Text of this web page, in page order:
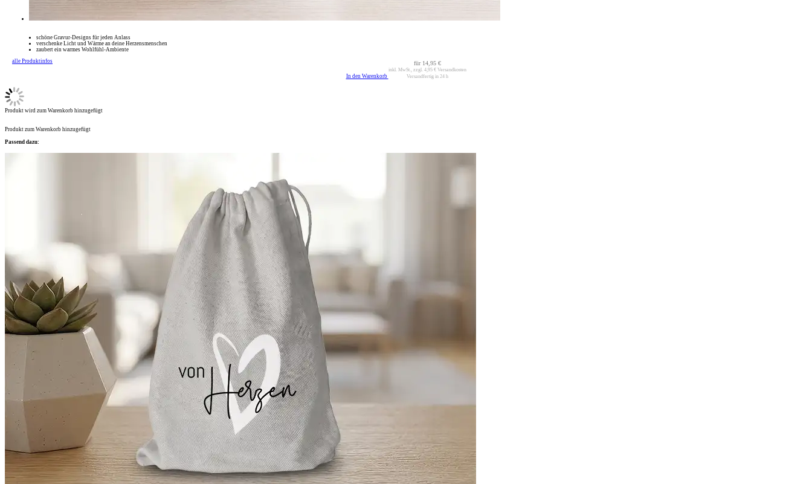
schöne Gravur-Designs für jeden Anlass
verschenke Licht und Wärme an deine Herzensmenschen
zaubert ein warmes Wohlfühl-Ambiente
alle Produktinfos
In den Warenkorb
für 14,95 €
inkl. MwSt., zzgl. 4,95 €Versandkosten
Versandfertig in 24 h
Produkt wird zum Warenkorb hinzugefügt
Produkt zum Warenkorb hinzugefügt
Passend dazu: